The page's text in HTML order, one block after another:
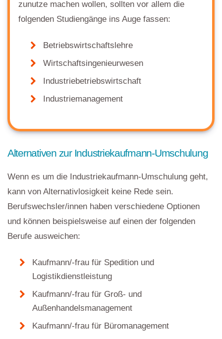
zunutze machen wollen, sollten vor allem die
folgenden Studiengänge ins Auge fassen:
Betriebswirtschaftslehre
Wirtschaftsingenieurwesen
Industriebetriebswirtschaft
Industriemanagement
Alternativen zur Industriekaufmann-Umschulung
Wenn es um die Industriekaufmann-Umschulung geht,
kann von Alternativlosigkeit keine Rede sein.
Berufswechsler/innen haben verschiedene Optionen
und können beispielsweise auf einen der folgenden
Berufe ausweichen:
Kaufmann/-frau für Spedition und
Logistikdienstleistung
Kaufmann/-frau für Groß- und
Außenhandelsmanagement
Kaufmann/-frau für Büromanagement